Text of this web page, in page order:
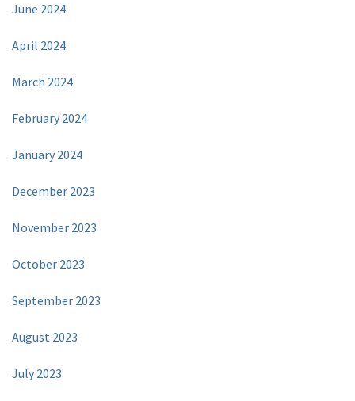
June 2024
April 2024
March 2024
February 2024
January 2024
December 2023
November 2023
October 2023
September 2023
August 2023
July 2023